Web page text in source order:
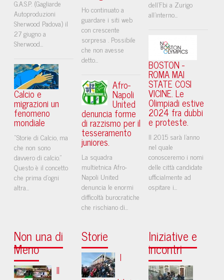
G.A.S.P. (Gagliarde
Autoproduzioni
Sherwood Padova) il
27 giugno a
Sherwood...
Calcio e
migrazioni un
fenomeno
mondiale
“Storie di Calcio, ma
che non sono
davvero di calcio.”
Questo è il concetto
che prima d'ogni
altra...
Ho continuato a
guardare i siti web
con crescente
sorpresa . Possibile
che non avesse
detto...
Afro-
Napoli
United
denuncia forme
di razzismo per il
tesseramento
juniores.
La squadra
multietnica Afro-
Napoli United
denuncia le enormi
difficoltà burocratiche
che rischiano di...
dell'Fbi a Zurigo
all'interno...
BOSTON -
ROMA MAI
STATE COSI
VICINE. Le
Olimpiadi estive
2024 fra dubbi
e proteste.
Il 2015 sarà l'anno
nel quale
conosceremo i nomi
delle città candidate
ufficialmente ad
ospitare i...
Non una di
Meno
Il
Storie
I
Iniziative e
incontri